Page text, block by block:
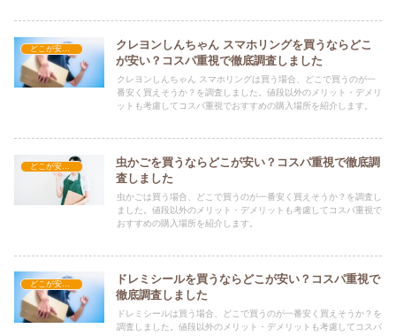
クレヨンしんちゃん スマホリングを買うならどこ
が安い？コスパ重視で徹底調査しました
クレヨンしんちゃん スマホリングは買う場合、どこで買うのが一
番安く買えそうか？を調査しました。値段以外のメリット・デメリ
ットも考慮してコスパ重視でおすすめの購入場所を紹介します。
虫かごを買うならどこが安い？コスパ重視で徹底調
査しました
虫かごは買う場合、どこで買うのが一番安く買えそうか？を調査し
ました。値段以外のメリット・デメリットも考慮してコスパ重視で
おすすめの購入場所を紹介します。
ドレミシールを買うならどこが安い？コスパ重視で
徹底調査しました
ドレミシールは買う場合、どこで買うのが一番安く買えそうか？を
調査しました。値段以外のメリット・デメリットも考慮してコスパ